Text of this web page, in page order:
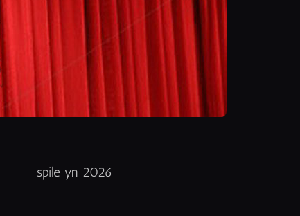
spile yn 2026